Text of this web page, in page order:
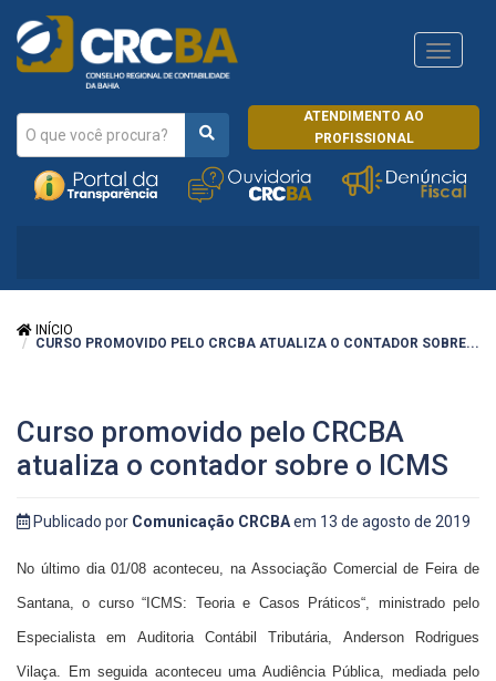
ATENDIMENTO AO
PROFISSIONAL
CRCRJ
INÍCIO
CURSO PROMOVIDO PELO CRCBA ATUALIZA O CONTADOR SOBRE...
Curso promovido pelo CRCBA
atualiza o contador sobre o ICMS
Publicado por Comunicação CRCBAem 13 de agosto de 2019
No último dia 01/08 aconteceu, na Associação Comercial de Feira de
Santana,o curso “ ICMS: Teoria e Casos Práticos“, ministrado pelo
Especialista em Auditoria Contábil Tributária, Anderson Rodrigues
Vilaça. Em seguida aconteceu uma Audiência Pública, mediada pelo